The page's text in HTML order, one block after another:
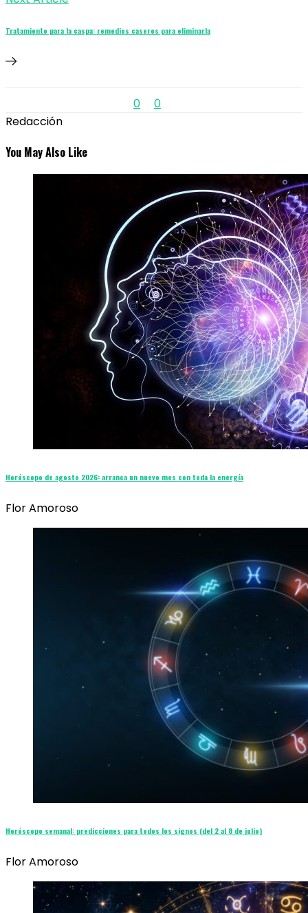
Tratamiento para la caspa: remedios caseros para eliminarla
0
0
Redacción
You May Also Like
Horóscopo de agosto 2026: arranca un nuevo mes con toda la energía
Flor Amoroso
Horóscopo semanal: predicciones para todos los signos (del 2 al 8 de julio)
Flor Amoroso